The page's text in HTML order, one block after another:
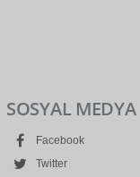
SOSYAL MEDYA
Facebook
Twitter